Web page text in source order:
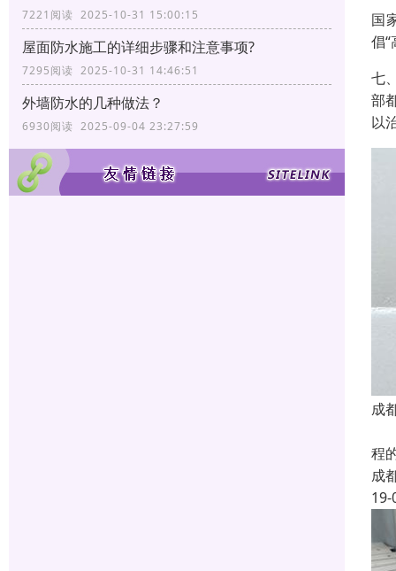
7221阅读 2025-10-31 15:00:15
屋面防水施工的详细步骤和注意事项?
7295阅读 2025-10-31 14:46:51
外墙防水的几种做法？
6930阅读 2025-09-04 23:27:59
国
倡
七
部
以
成
程
成
19-